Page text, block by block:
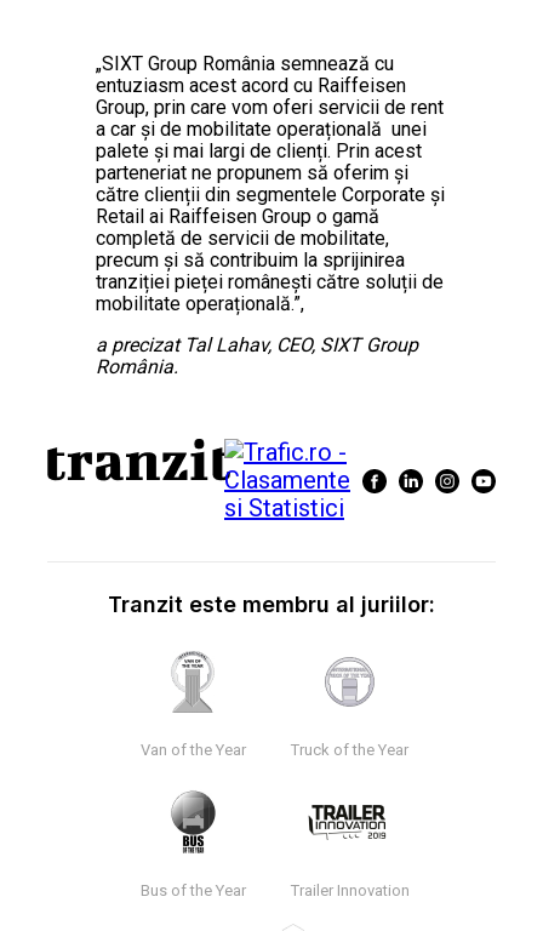
„SIXT Group România semnează cu
entuziasm acest acord cu Raiffeisen
Group, prin care vom oferi servicii de rent
a car și de mobilitate operațională unei
palete și mai largi de clienți. Prin acest
parteneriat ne propunem să oferim și
către clienții din segmentele Corporate și
Retail ai Raiffeisen Group o gamă
completă de servicii de mobilitate,
precum și să contribuim la sprijinirea
tranziției pieței românești către soluții de
mobilitate operațională.”,
a precizat Tal Lahav, CEO, SIXT Group
România.
Tranzit este membru al juriilor:
Van of the Year Truck of the Year
Bus of the Year Trailer Innovation